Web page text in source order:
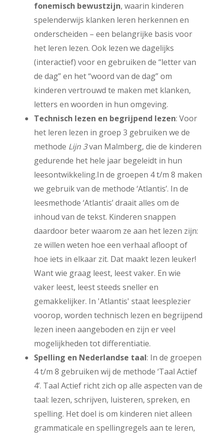
fonemisch bewustzijn, waarin kinderen
spelenderwijs klanken leren herkennen en
onderscheiden – een belangrijke basis voor
het leren lezen. Ook lezen we dagelijks
(interactief) voor en gebruiken de “letter van
de dag” en het “woord van de dag” om
kinderen vertrouwd te maken met klanken,
letters en woorden in hun omgeving.
Technisch lezen en begrijpend lezen: Voor
het leren lezen in groep 3 gebruiken we de
methode Lijn 3van Malmberg, die de kinderen
gedurende het hele jaar begeleidt in hun
leesontwikkeling.In de groepen 4 t/m 8 maken
we gebruik van de methode ‘Atlantis’. In de
leesmethode ‘Atlantis’ draait alles om de
inhoud van de tekst. Kinderen snappen
daardoor beter waarom ze aan het lezen zijn:
ze willen weten hoe een verhaal afloopt of
hoe iets in elkaar zit. Dat maakt lezen leuker!
Want wie graag leest, leest vaker. En wie
vaker leest, leest steeds sneller en
gemakkelijker. In 'Atlantis' staat leesplezier
voorop, worden technisch lezen en begrijpend
lezen ineen aangeboden en zijn er veel
mogelijkheden tot differentiatie.
Spelling en Nederlandse taal: In de groepen
4 t/m 8 gebruiken wij de methode ‘Taal Actief
4’. Taal Actief richt zich op alle aspecten van de
taal: lezen, schrijven, luisteren, spreken, en
spelling. Het doel is om kinderen niet alleen
grammaticale en spellingregels aan te leren,